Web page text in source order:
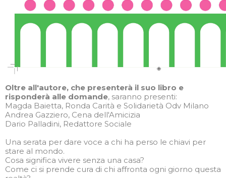
Oltre all'autore, che presenterà il suo libro e
risponderà alle domande, saranno presenti:
Magda Baietta, Ronda Carità e Solidarietà Odv Milano
Andrea Gazziero, Cena dell'Amicizia
Dario Palladini, Redattore Sociale
Una serata per dare voce a chi ha perso le chiavi per
stare al mondo.
Cosa significa vivere senza una casa?
Come ci si prende cura di chi affronta ogni giorno questa